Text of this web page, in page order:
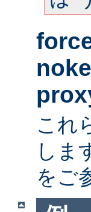
これ
しま
をご